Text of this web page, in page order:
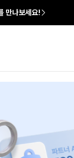
만나보세요!